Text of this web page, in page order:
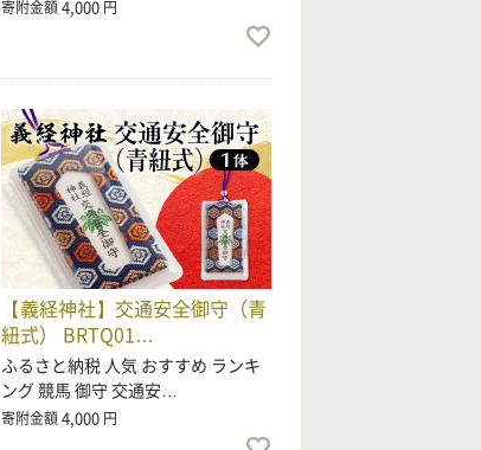
寄附金額4,000 円
【義経神社】交通安全御守（青
紐式） BRTQ01…
ふるさと納税 人気 おすすめ ランキ
ング 競馬 御守 交通安…
寄附金額4,000 円